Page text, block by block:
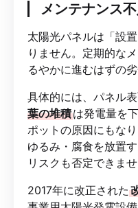
メンテナンス
太陽光パネルは「設
りません。定期的な
るやかに進むはずの
具体的には、パネル
葉の堆積は発電量を
ポットの原因にもな
ゆるみ・腐食を放置
リスクも否定できませ
2017年に改正された